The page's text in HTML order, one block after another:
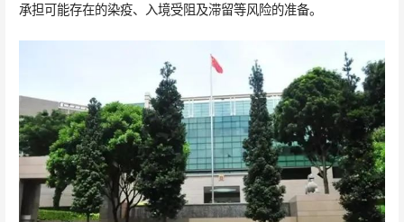
承担可能存在的染疫、入境受阻及滞留等风险的准备。